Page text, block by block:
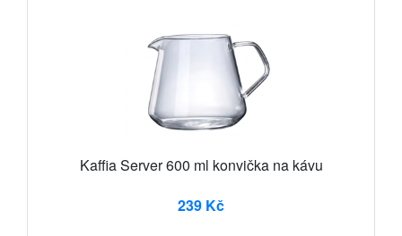
Kaffia Server 600 ml konvička na kávu
239 Kč